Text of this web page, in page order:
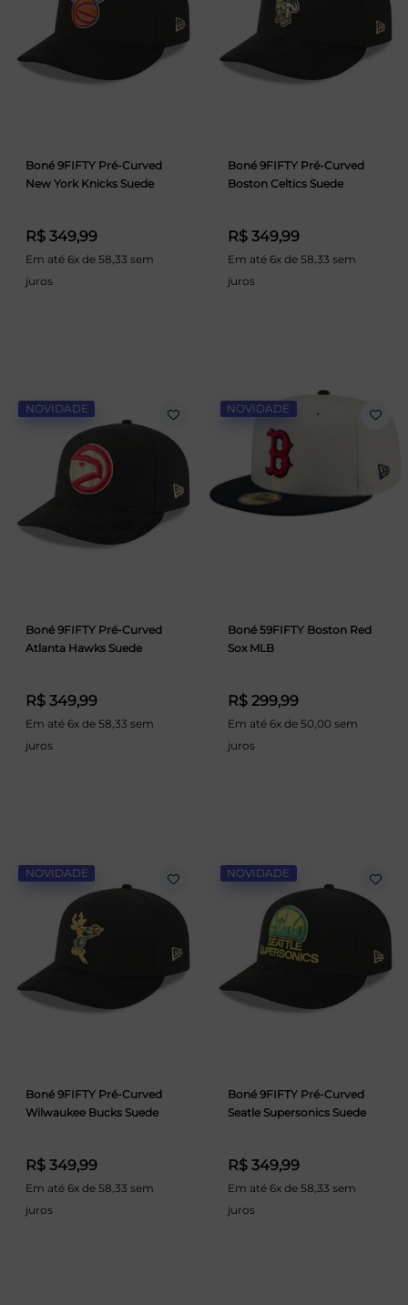
Boné 9FIFTY Pré-Curved
New York Knicks Suede
R$ 349,99
Em até 6x de 58,33 sem
juros
Boné 9FIFTY Pré-Curved
Boston Celtics Suede
R$ 349,99
Em até 6x de 58,33 sem
juros
NOVIDADE
Boné 9FIFTY Pré-Curved
Atlanta Hawks Suede
R$ 349,99
Em até 6x de 58,33 sem
juros
NOVIDADE
Boné 59FIFTY Boston Red
Sox MLB
R$ 299,99
Em até 6x de 50,00 sem
juros
NOVIDADE
Boné 9FIFTY Pré-Curved
Wilwaukee Bucks Suede
R$ 349,99
Em até 6x de 58,33 sem
juros
NOVIDADE
Boné 9FIFTY Pré-Curved
Seatle Supersonics Suede
R$ 349,99
Em até 6x de 58,33 sem
juros